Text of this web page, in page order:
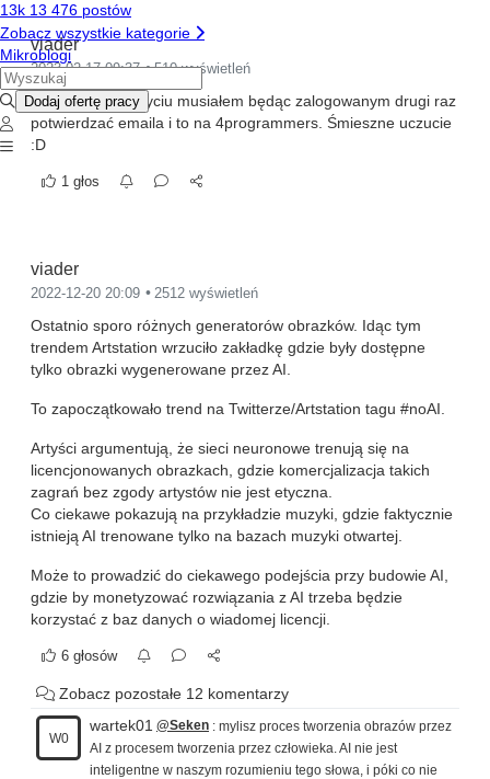
viader
2023-02-17 09:37 510 wyświetleń
Pierwszy raz w życiu musiałem będąc zalogowanym drugi raz
potwierdzać emaila i to na 4programmers. Śmieszne uczucie
:D
1 głos
viader
2022-12-20 20:09 2512 wyświetleń
Ostatnio sporo różnych generatorów obrazków. Idąc tym
trendem Artstation wrzuciło zakładkę gdzie były dostępne
tylko obrazki wygenerowane przez AI.
To zapoczątkowało trend na Twitterze/Artstation tagu #noAI.
Artyści argumentują, że sieci neuronowe trenują się na
licencjonowanych obrazkach, gdzie komercjalizacja takich
zagrań bez zgody artystów nie jest etyczna.
Co ciekawe pokazują na przykładzie muzyki, gdzie faktycznie
istnieją AI trenowane tylko na bazach muzyki otwartej.
Może to prowadzić do ciekawego podejścia przy budowie AI,
gdzie by monetyzować rozwiązania z AI trzeba będzie
korzystać z baz danych o wiadomej licencji.
6 głosów
Zobacz pozostałe 12 komentarzy
W0
wartek01 @Seken : mylisz proces tworzenia obrazów przez
AI z procesem tworzenia przez człowieka. AI nie jest
inteligentne w naszym rozumieniu tego słowa, i póki co nie